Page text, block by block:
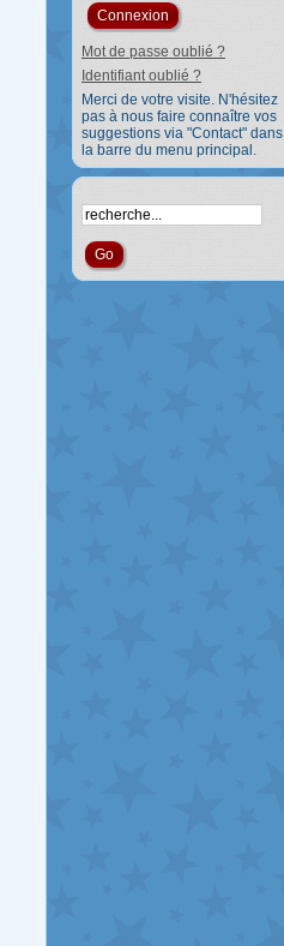
Mot de passe oublié ?
Identifiant oublié ?
Merci de votre visite. N'hésitez
pas à nous faire connaître vos
suggestions via "Contact" dans
la barre du menu principal.